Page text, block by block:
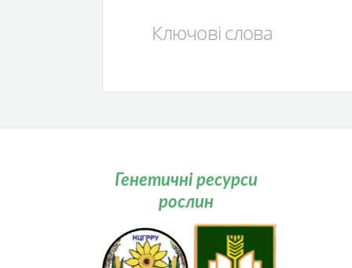
Ключові слова
Генетичні ресурси
рослин